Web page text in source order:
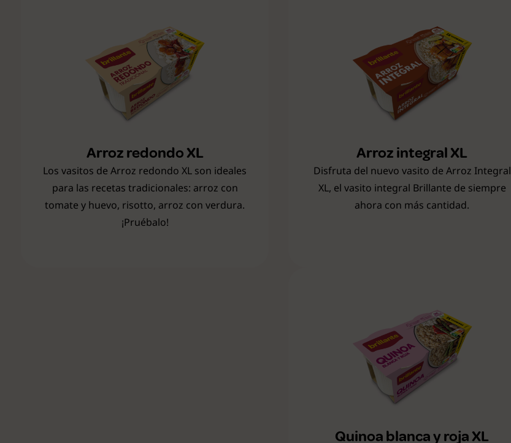
Arroz redondo XL
Los vasitos de Arroz redondo XL son ideales
para las recetas tradicionales: arroz con
tomate y huevo, risotto, arroz con verdura.
¡Pruébalo!
Arroz integral XL
Disfruta del nuevo vasito de Arroz Integral
XL, el vasito integral Brillante de siempre
ahora con más cantidad.
Quinoa blanca y roja XL